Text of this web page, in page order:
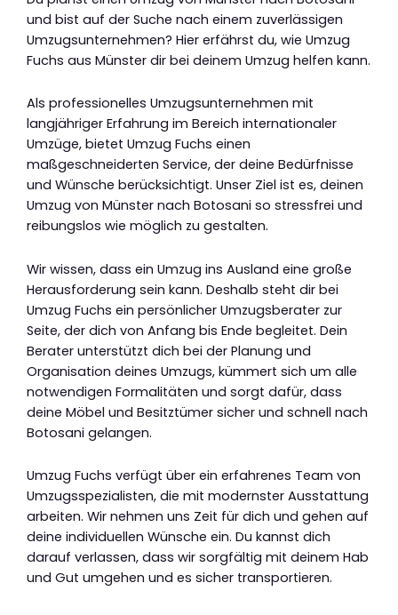
und bist auf der Suche nach einem zuverlässigen
Umzugsunternehmen? Hier erfährst du, wie Umzug
Fuchs aus Münster dir bei deinem Umzug helfen kann.
Als professionelles Umzugsunternehmen mit
langjähriger Erfahrung im Bereich internationaler
Umzüge, bietet Umzug Fuchs einen
maßgeschneiderten Service, der deine Bedürfnisse
und Wünsche berücksichtigt. Unser Ziel ist es, deinen
Umzug von Münster nach Botosani so stressfrei und
reibungslos wie möglich zu gestalten.
Wir wissen, dass ein Umzug ins Ausland eine große
Herausforderung sein kann. Deshalb steht dir bei
Umzug Fuchs ein persönlicher Umzugsberater zur
Seite, der dich von Anfang bis Ende begleitet. Dein
Berater unterstützt dich bei der Planung und
Organisation deines Umzugs, kümmert sich um alle
notwendigen Formalitäten und sorgt dafür, dass
deine Möbel und Besitztümer sicher und schnell nach
Botosani gelangen.
Umzug Fuchs verfügt über ein erfahrenes Team von
Umzugsspezialisten, die mit modernster Ausstattung
arbeiten. Wir nehmen uns Zeit für dich und gehen auf
deine individuellen Wünsche ein. Du kannst dich
darauf verlassen, dass wir sorgfältig mit deinem Hab
und Gut umgehen und es sicher transportieren.